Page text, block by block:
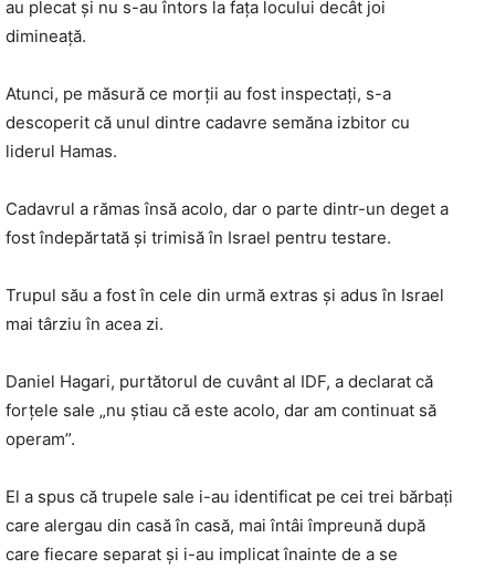
au plecat și nu s-au întors la fața locului decât joi
dimineață.
Atunci, pe măsură ce morții au fost inspectați, s-a
descoperit că unul dintre cadavre semăna izbitor cu
liderul Hamas.
Cadavrul a rămas însă acolo, dar o parte dintr-un deget a
fost îndepărtată și trimisă în Israel pentru testare.
Trupul său a fost în cele din urmă extras și adus în Israel
mai târziu în acea zi.
Daniel Hagari, purtătorul de cuvânt al IDF, a declarat că
forțele sale „nu știau că este acolo, dar am continuat să
operam”.
El a spus că trupele sale i-au identificat pe cei trei bărbați
care alergau din casă în casă, mai întâi împreună după
care fiecare separat și i-au implicat înainte de a se